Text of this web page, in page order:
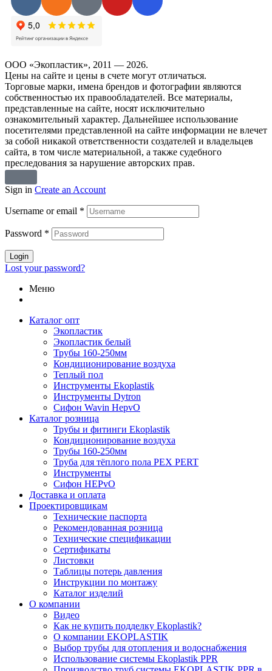
ООО «Экопластик», 2011 — 2026.
Цены на сайте и цены в счете могут отличаться.
Торговые марки, имена брендов и фотографии являются
собственностью их правообладателей. Все материалы,
представленные на сайте, носят исключительно
ознакомительный характер. Дальнейшее использование
посетителями представленной на сайте информации не влечет
за собой никакой ответственности создателей и владельцев
сайта, в том числе материальной, а также судебного
преследования за нарушение авторских прав.
Sign in Create an Account
Username or email *
Password *
Login
Lost your password?
Меню
Каталог опт
Экопластик
Экопластик белый
Трубы 160-250мм
Кондиционирование воздуха
Теплый пол
Инструменты Ekoplastik
Инструменты Dytron
Сифон Wavin HepvO
Каталог розница
Трубы и фитинги Ekoplastik
Кондиционирование воздуха
Трубы 160-250мм
Труба для тёплого пола PEX PERT
Инструменты
Сифон HEPvO
Доставка и оплата
Проектировщикам
Технические паспорта
Рекомендованная розница
Технические спецификации
Сертификаты
Листовки
Таблицы потерь давления
Инструкции по монтажу
Каталог изделий
О компании
Видео
Как не купить подделку Ekoplastik?
О компании EKOPLASTIK
Выбор трубы для отопления и водоснабжения
Использование системы Ekoplastik PPR